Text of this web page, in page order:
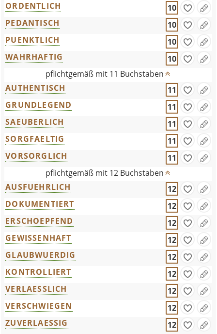
ORDENTLICH
10
PEDANTISCH
10
PUENKTLICH
10
WAHRHAFTIG
10
pflichtgemäß mit 11 Buchstaben
AUTHENTISCH
11
GRUNDLEGEND
11
SAEUBERLICH
11
SORGFAELTIG
11
VORSORGLICH
11
pflichtgemäß mit 12 Buchstaben
AUSFUEHRLICH
12
DOKUMENTIERT
12
ERSCHOEPFEND
12
GEWISSENHAFT
12
GLAUBWUERDIG
12
KONTROLLIERT
12
VERLAESSLICH
12
VERSCHWIEGEN
12
ZUVERLAESSIG
12